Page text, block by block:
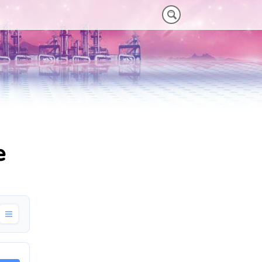
DUTYVORTEILE VT PLUS-SERIE
MT-SERIE (25-75NM)